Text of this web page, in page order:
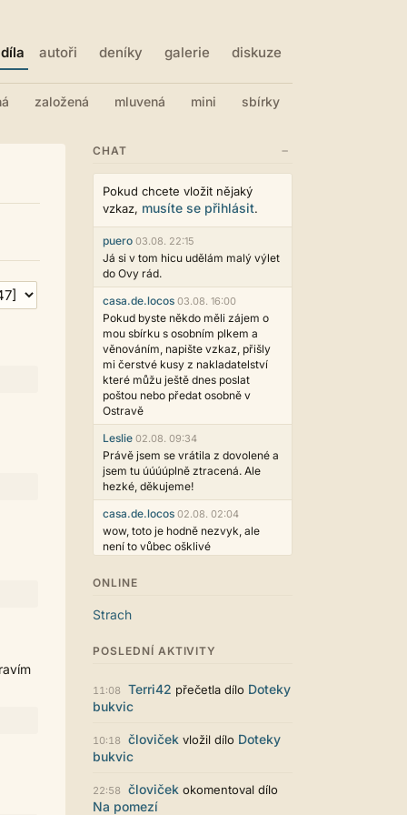
díla autoři deníky galerie diskuze
založená mluvená mini sbírky
CHAT −
Pokud chcete vložit nějaký
vzkaz, musíte se přihlásit.
puero 03.08. 22:15
Já si v tom hicu udělám malý výlet
do Ovy rád.
casa.de.locos 03.08. 16:00
Pokud byste někdo měli zájem o
mou sbírku s osobním plkem a
věnováním, napište vzkaz, přišly
mi čerstvé kusy z nakladatelství
které můžu ještě dnes poslat
poštou nebo předat osobně v
Ostravě
Leslie 02.08. 09:34
Právě jsem se vrátila z dovolené a
jsem tu úúúúplně ztracená. Ale
hezké, děkujeme!
casa.de.locos 02.08. 02:04
wow, toto je hodně nezvyk, ale
není to vůbec ošklivé
Už i počet přečtení jde vidět,
reklama co zasahovala do chatu je
myslím také už v pořádku,
Líbí se mi tmavá varianta nového
vzhledu. Na některých místech
jsou sice mezi prvky příliš velké
určitě to půjde upravit místním
stylem... Celkově je styl dobře
puero 29.07. 11:53
ONLINE
Strach
POSLEDNÍ AKTIVITY
11:08 Terri42 přečetla dílo Doteky
bukvic
10:18 človiček vložil dílo Doteky
bukvic
22:58 človiček okomentoval dílo
Na pomezí